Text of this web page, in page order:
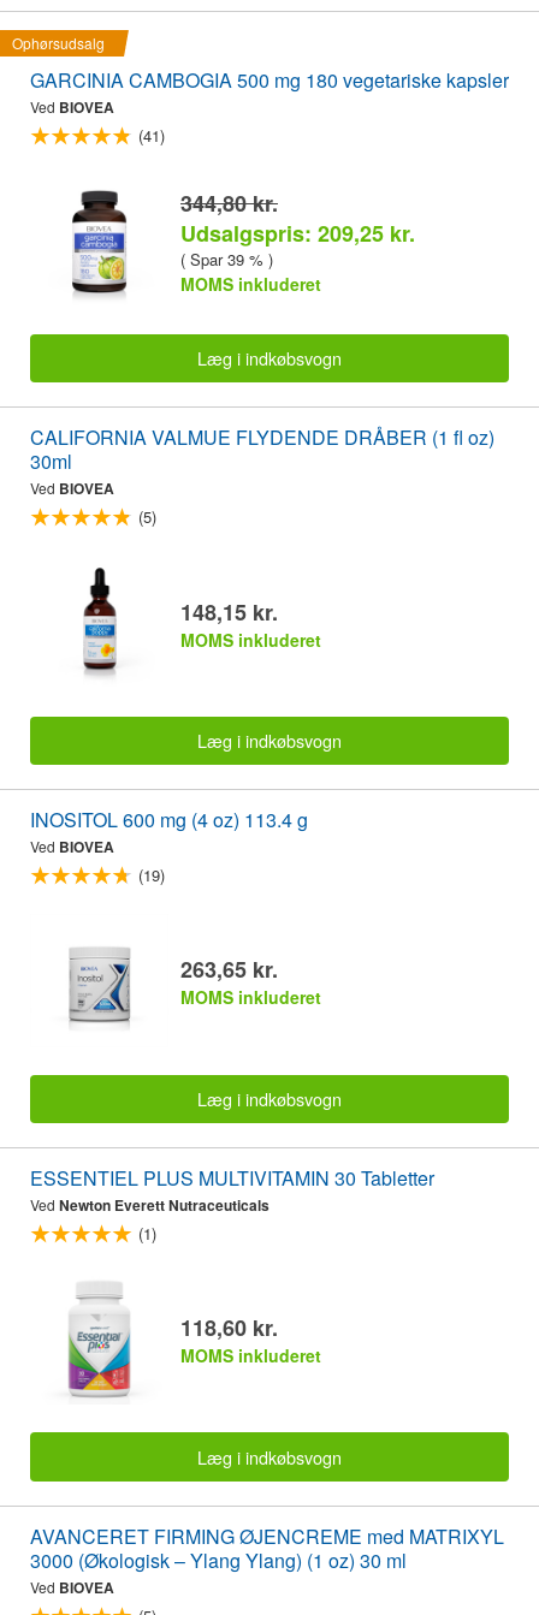
Ophørsudsalg
GARCINIA CAMBOGIA 500 mg 180 vegetariske kapsler
Ved BIOVEA
(41)
344,80 kr.
Udsalgspris: 209,25 kr.
( Spar 39 % )
MOMS inkluderet
Læg i indkøbsvogn
CALIFORNIA VALMUE FLYDENDE DRÅBER (1 fl oz)
30ml
Ved BIOVEA
(5)
148,15 kr.
MOMS inkluderet
Læg i indkøbsvogn
INOSITOL 600 mg (4 oz) 113.4 g
Ved BIOVEA
(19)
263,65 kr.
MOMS inkluderet
Læg i indkøbsvogn
ESSENTIEL PLUS MULTIVITAMIN 30 Tabletter
Ved Newton Everett Nutraceuticals
(1)
118,60 kr.
MOMS inkluderet
Læg i indkøbsvogn
AVANCERET FIRMING ØJENCREME med MATRIXYL
3000 (Økologisk – Ylang Ylang) (1 oz) 30 ml
Ved BIOVEA